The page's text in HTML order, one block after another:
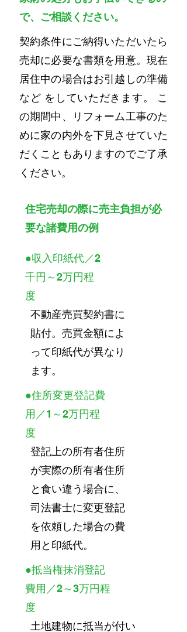
で、ご相談ください。
契約条件にご納得いただいたら
売却に必要な書類を用意。現在
居住中の場合はお引越しの準備
など をしていただきます。 こ
の期間中、リフォーム工事のた
めに家の内外を下見させていた
だくこともありますのでご了承
ください。
住宅売却の際に売主負担が必
要な諸費用の例
●収入印紙代／2
千円～2万円程
度
不動産売買契約書に
貼付。売買金額によ
って印紙代が異なり
ます。
●住所変更登記費
用／1～2万円程
度
登記上の所有者住所
が実際の所有者住所
と食い違う場合に、
司法書士に変更登記
を依頼した場合の費
用と印紙代。
●抵当権抹消登記
費用／2～3万円程
度
土地建物に抵当が付い